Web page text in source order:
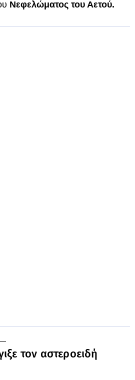
Νεφελώματος του Αετού.
τον αστεροειδή